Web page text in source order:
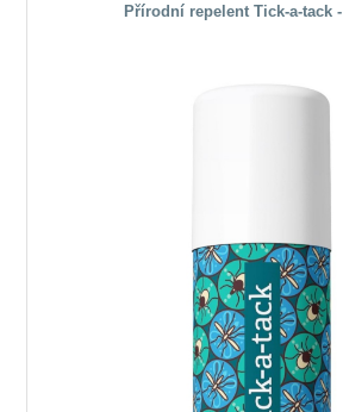
Přírodní repelent Tick-a-tack